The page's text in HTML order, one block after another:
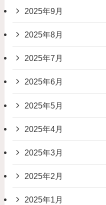
2025年9月
2025年8月
2025年7月
2025年6月
2025年5月
2025年4月
2025年3月
2025年2月
2025年1月